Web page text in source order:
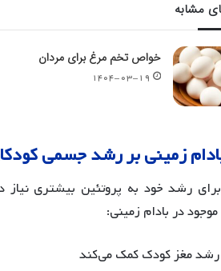
مشابه
خواص تخم مرغ برای مردان
۱۴۰۴-۰۳-۱۹
زمینیبررشدجسمی
رشد خود به پروتئین بیشتری نیاز
در بادام زمینی:
رشد مغز کودک کمک می‌کند